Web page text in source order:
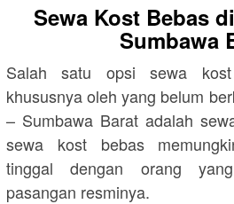
Sewa Kost Bebas
Sumbawa
Salah satu opsi sewa
khususnya oleh yang belum
– Sumbawa Barat adalah
sewa kost bebas
tinggal dengan orang
pasangan resminya.